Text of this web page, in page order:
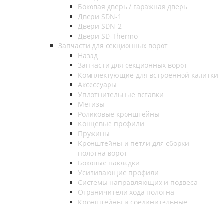
Боковая дверь / гаражная дверь
Двери SDN-1
Двери SDN-2
Двери SD-Thermo
Запчасти для секционных ворот
Назад
Запчасти для секционных ворот
Комплектующие для встроенной калитки
Аксессуары
Уплотнительные вставки
Метизы
Роликовые кронштейны
Концевые профили
Пружины
Кронштейны и петли для сборки
полотна ворот
Боковые накладки
Усиливающие профили
Системы направляющих и подвеса
Ограничители хода полотна
Кронштейны и соединительные